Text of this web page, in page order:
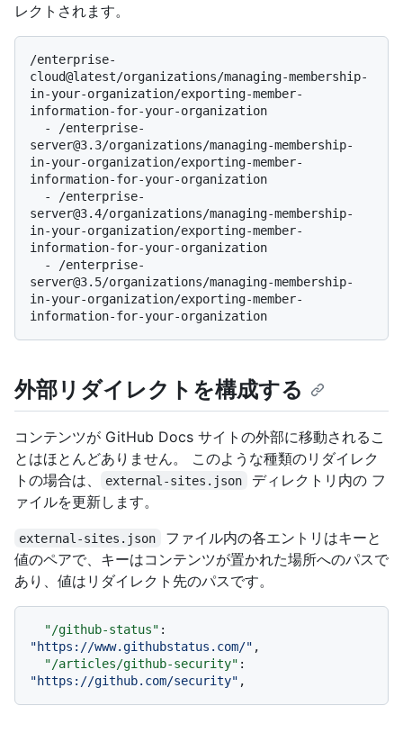
レクトされます。
/enterprise-
cloud@latest/organizations/managing-membership-
in-your-organization/exporting-member-
information-for-your-organization
server@3.3/organizations/managing-membership-
in-your-organization/exporting-member-
information-for-your-organization
server@3.4/organizations/managing-membership-
in-your-organization/exporting-member-
information-for-your-organization
server@3.5/organizations/managing-membership-
in-your-organization/exporting-member-
外部リダイレクトを構成する
コンテンツが GitHub Docs サイトの外部に移動されるこ
とはほとんどありません。 このような種類のリダイレク
トの場合は、
external-sites.json ディレクトリ内の フ
ァイルを更新します。
external-sites.json
ファイル内の各エントリはキーと
値のペアで、キーはコンテンツが置かれた場所へのパスで
あり、値はリダイレクト先のパスです。
"/github-status" :
"https://www.githubstatus.com/" ,
"/articles/github-security" :
"https://github.com/security" ,